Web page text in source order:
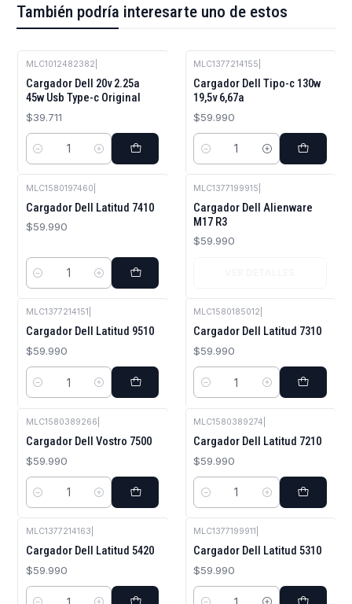
También podría interesarte uno de estos
MLC1012482382
Cargador Dell 20v 2.25a
45w Usb Type-c Original
$39.711
Cantidad
MLC1377214155
Cargador Dell Tipo-c 130w
19,5v 6,67a
$59.990
Cantidad
MLC1580197460
Cargador Dell Latitud 7410
$59.990
Cantidad
MLC1377199915
Cargador Dell Alienware
M17 R3
$59.990
MLC1377214151
Cargador Dell Latitud 9510
$59.990
Cantidad
MLC1580185012
Cargador Dell Latitud 7310
$59.990
Cantidad
MLC1580389266
Cargador Dell Vostro 7500
$59.990
Cantidad
MLC1580389274
Cargador Dell Latitud 7210
$59.990
Cantidad
MLC1377214163
Cargador Dell Latitud 5420
$59.990
MLC1377199911
Cargador Dell Latitud 5310
$59.990